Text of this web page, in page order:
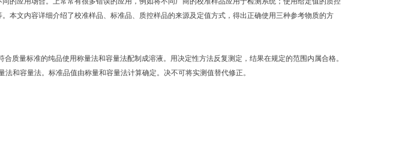
本文内容详细介绍了校准样品、标准品、质控样品的来源及定值方式，得出正确使用三种参考物质的方
质量标准的纯品使用称量法和容量法配制成溶液。用决定性方法反复测定，结果在规定的范围内属合格。
和容量法。标准品值由称量和容量法计算确定。决不可将实测值替代修正。